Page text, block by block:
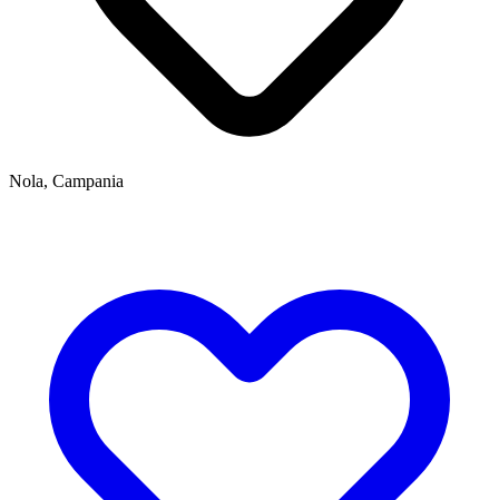
Nola, Campania